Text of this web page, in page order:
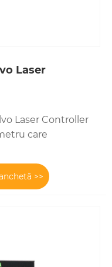
Laser
Laser Controller
care
>>